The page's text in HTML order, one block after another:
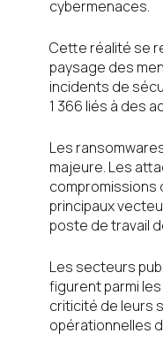
cybermenaces.
Cette réalité se
paysage des
incidents de
1 366 liés à des
Les
majeure. Les
compromissions
principaux
poste de travail
Les secteurs
figurent parmi
criticité de leurs
opérationnelles